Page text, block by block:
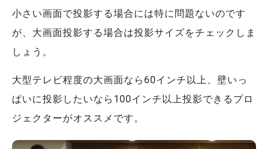
小さい画面で投影する場合には特に問題ないのです
が、大画面投影する場合は投影サイズをチェックしま
しょう。
大型テレビ程度の大画面なら60インチ以上、壁いっ
ぱいに投影したいなら100インチ以上投影できるプロ
ジェクターがオススメです。